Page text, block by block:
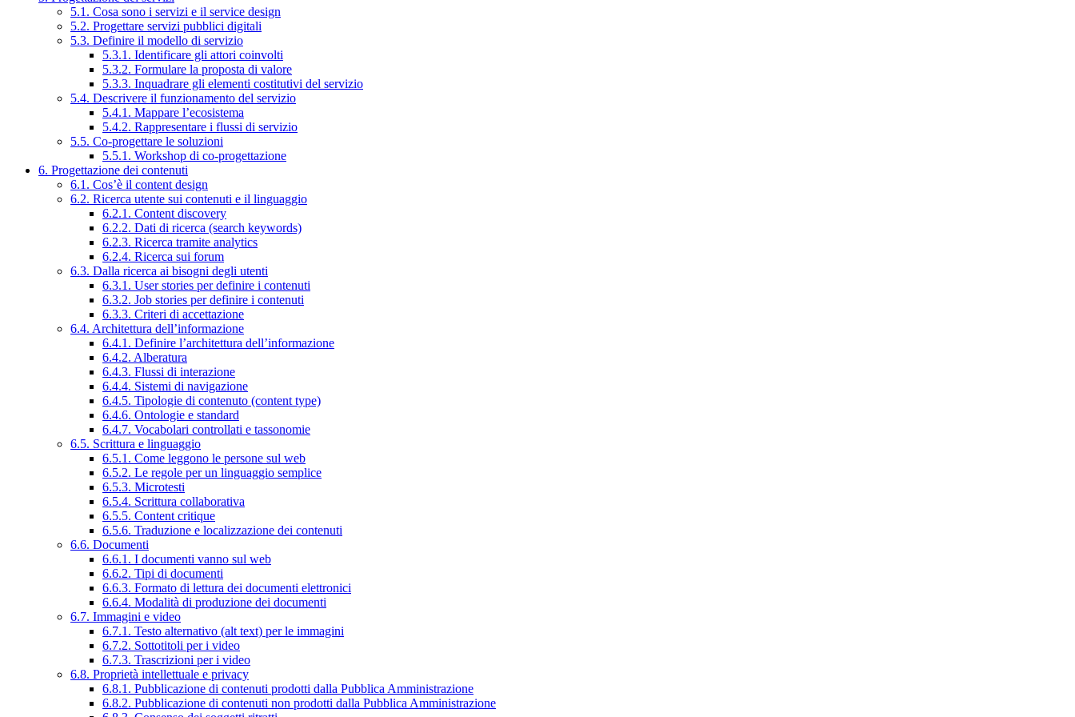
5.1. Cosa sono i servizi e il service design
5.2. Progettare servizi pubblici digitali
5.3. Definire il modello di servizio
5.3.1. Identificare gli attori coinvolti
5.3.2. Formulare la proposta di valore
5.3.3. Inquadrare gli elementi costitutivi del servizio
5.4. Descrivere il funzionamento del servizio
5.4.1. Mappare l’ecosistema
5.4.2. Rappresentare i flussi di servizio
5.5. Co-progettare le soluzioni
5.5.1. Workshop di co-progettazione
6. Progettazione dei contenuti
6.1. Cos’è il content design
6.2. Ricerca utente sui contenuti e il linguaggio
6.2.1. Content discovery
6.2.2. Dati di ricerca (search keywords)
6.2.3. Ricerca tramite analytics
6.2.4. Ricerca sui forum
6.3. Dalla ricerca ai bisogni degli utenti
6.3.1. User stories per definire i contenuti
6.3.2. Job stories per definire i contenuti
6.3.3. Criteri di accettazione
6.4. Architettura dell’informazione
6.4.1. Definire l’architettura dell’informazione
6.4.2. Alberatura
6.4.3. Flussi di interazione
6.4.4. Sistemi di navigazione
6.4.5. Tipologie di contenuto (content type)
6.4.6. Ontologie e standard
6.4.7. Vocabolari controllati e tassonomie
6.5. Scrittura e linguaggio
6.5.1. Come leggono le persone sul web
6.5.2. Le regole per un linguaggio semplice
6.5.3. Microtesti
6.5.4. Scrittura collaborativa
6.5.5. Content critique
6.5.6. Traduzione e localizzazione dei contenuti
6.6. Documenti
6.6.1. I documenti vanno sul web
6.6.2. Tipi di documenti
6.6.3. Formato di lettura dei documenti elettronici
6.6.4. Modalità di produzione dei documenti
6.7. Immagini e video
6.7.1. Testo alternativo (alt text) per le immagini
6.7.2. Sottotitoli per i video
6.7.3. Trascrizioni per i video
6.8. Proprietà intellettuale e privacy
6.8.1. Pubblicazione di contenuti prodotti dalla Pubblica Amministrazione
6.8.2. Pubblicazione di contenuti non prodotti dalla Pubblica Amministrazione